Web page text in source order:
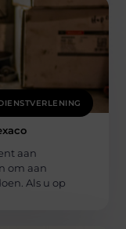
aan
om aan
Als u op